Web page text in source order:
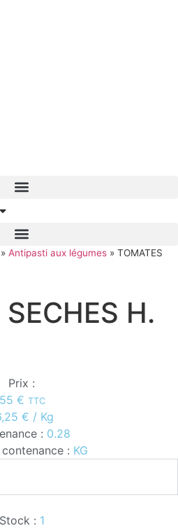
» Antipasti aux légumes » TOMATES
H.
Prix :
€ TTC
€ / Kg
: 0.28
: KG
Stock : 1